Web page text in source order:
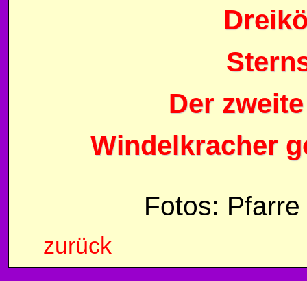
Der
Windelkracher
Fotos:
zurück